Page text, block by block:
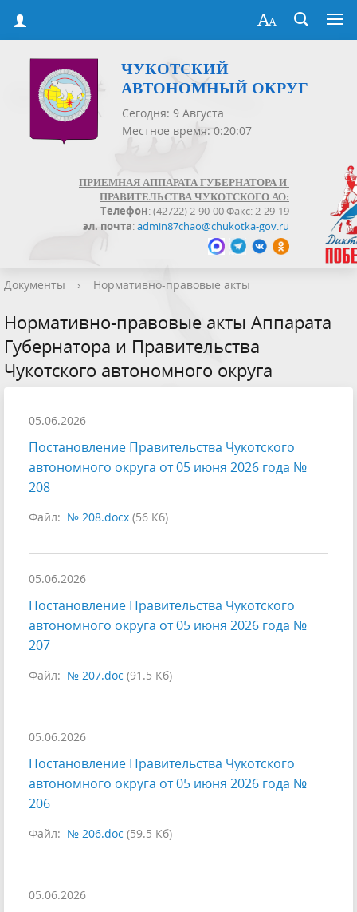
ЧУКОТСКИЙ
АВТОНОМНЫЙ ОКРУГ
Сегодня: 9 Августа
Местное время: 0:20:08
ПРИЕМНАЯ АППАРАТА ГУБЕРНАТОРА И
ПРАВИТЕЛЬСТВА ЧУКОТСКОГО АО:
Телефон: (42722) 2-90-00 Факс: 2-29-19
эл. почта:admin87chao@chukotka-gov.ru
Документы › Нормативно-правовые акты
Нормативно-правовые акты Аппарата
Губернатора и Правительства
Чукотского автономного округа
05.06.2026
Постановление Правительства Чукотского
автономного округа от 05 июня 2026 года №
208
Файл: № 208.docx (56 Кб)
05.06.2026
Постановление Правительства Чукотского
автономного округа от 05 июня 2026 года №
207
Файл: № 207.doc (91.5 Кб)
05.06.2026
Постановление Правительства Чукотского
автономного округа от 05 июня 2026 года №
206
Файл: № 206.doc (59.5 Кб)
05.06.2026